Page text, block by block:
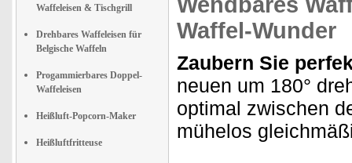
Waffeleisen & Tischgrill
Drehbares Waffeleisen für
Belgische Waffeln
Progammierbares Doppel-
Waffeleisen
Heißluft-Popcorn-Maker
Heißluftfritteuse
Waffel-Wunder
Zaubern Sie
neuen um 180°
optimal zwischen
mühelos